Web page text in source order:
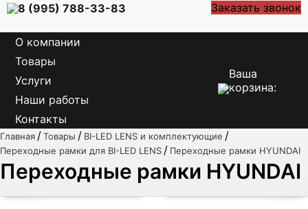
8 (995) 788-33-83 Заказать звонок
О компании
Товары
Услуги
Наши работы
Контакты
Ваша
корзина:
Главная /Товары / BI-LED LENS и комплектующие /
Переходные рамки для BI-LED LENS / Переходные рамки HYUNDAI
Переходные рамки HYUNDAI